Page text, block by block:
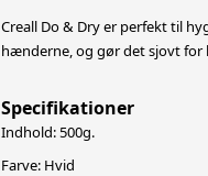
Creall Do & Dry er perfekt til
hænderne, og gør det sjovt for
Specifikationer
Indhold: 500g.
Farve: Hvid